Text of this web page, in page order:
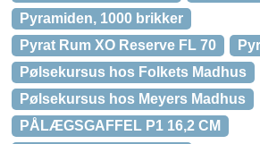
Pyramiden, 1000 brikker
Pyrat Rum XO Reserve FL 70
Pølsekursus hos Folkets Madhus
Pølsekursus hos Meyers Madhus
PÅLÆGSGAFFEL P1 16,2 CM